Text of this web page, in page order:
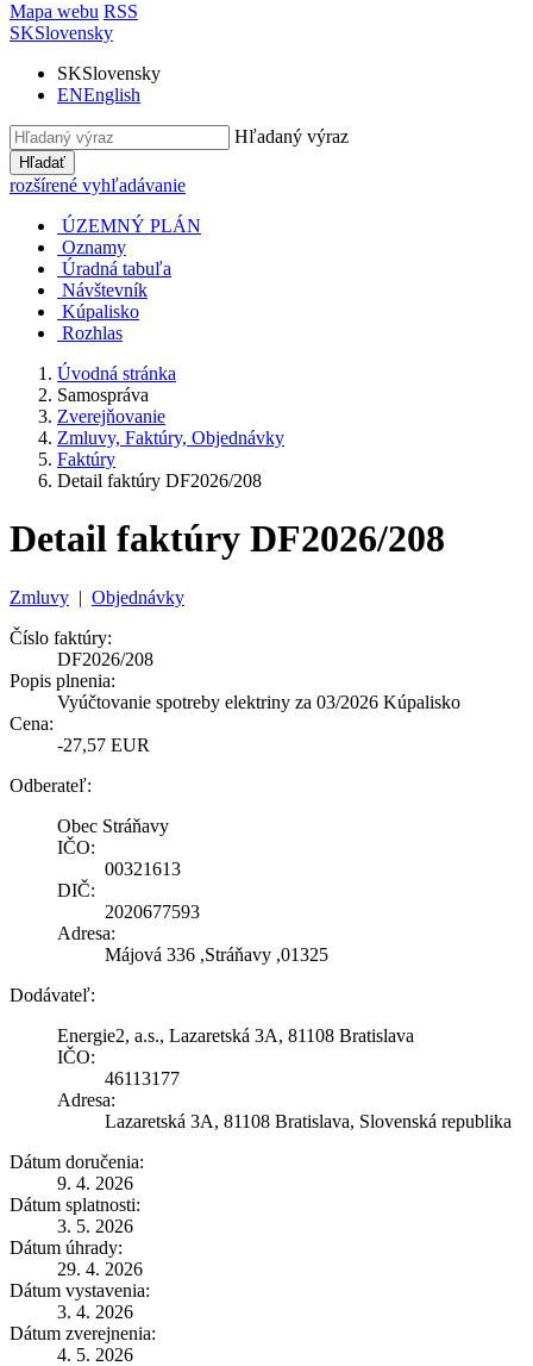
Mapa webu RSS
SKSlovensky
SKSlovensky
ENEnglish
Hľadaný výraz
Hľadať
rozšírené vyhľadávanie
ÚZEMNÝ PLÁN
Oznamy
Úradná tabuľa
Návštevník
Kúpalisko
Rozhlas
Úvodná stránka
Samospráva
Zverejňovanie
Zmluvy, Faktúry, Objednávky
Faktúry
Detail faktúry DF2026/208
Detail faktúry DF2026/208
Zmluvy | Objednávky
Číslo faktúry:
DF2026/208
Popis plnenia:
Vyúčtovanie spotreby elektriny za 03/2026 Kúpalisko
Cena:
-27,57 EUR
Odberateľ:
Obec Stráňavy
IČO:
00321613
DIČ:
2020677593
Adresa:
Májová 336 ,Stráňavy ,01325
Dodávateľ:
Energie2, a.s., Lazaretská 3A, 81108 Bratislava
IČO:
46113177
Adresa:
Lazaretská 3A, 81108 Bratislava, Slovenská republika
Dátum doručenia:
9. 4. 2026
Dátum splatnosti:
3. 5. 2026
Dátum úhrady:
29. 4. 2026
Dátum vystavenia:
3. 4. 2026
Dátum zverejnenia:
4. 5. 2026